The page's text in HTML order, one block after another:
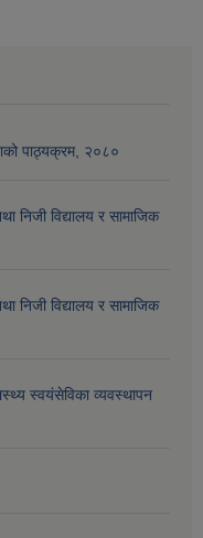
पाठ्यक्रम, २०८०
निजी विद्यालय र सामाजिक
निजी विद्यालय र सामाजिक
स्वयंसेविका व्यवस्थापन